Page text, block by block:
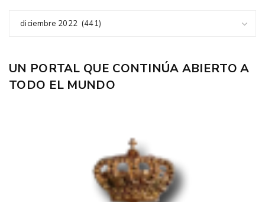
diciembre 2022 (441)
UN PORTAL QUE CONTINÚA ABIERTO A
TODO EL MUNDO